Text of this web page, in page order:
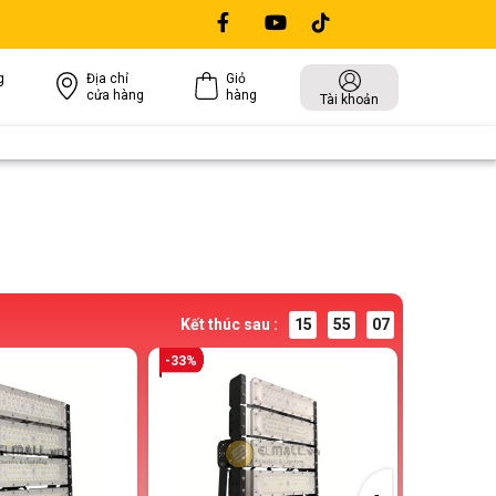
Địa chỉ
cửa hàng
Giỏ
hàng
Tài khoản
Kết thúc sau : 15 55 06
-33%